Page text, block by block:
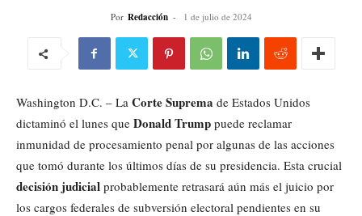
Por Redacción - 1 de julio de 2024
Washington D.C. – La Corte Suprema de Estados Unidos
dictaminó el lunes que Donald Trump puede reclamar
inmunidad de procesamiento penal por algunas de las acciones
que tomó durante los últimos días de su presidencia. Esta crucial
decisión judicial probablemente retrasará aún más el juicio por
los cargos federales de subversión electoral pendientes en su